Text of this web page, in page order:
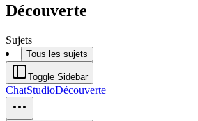
Découverte
Sujets
Tous les sujets
Toggle Sidebar
ChatStudioDécouverte